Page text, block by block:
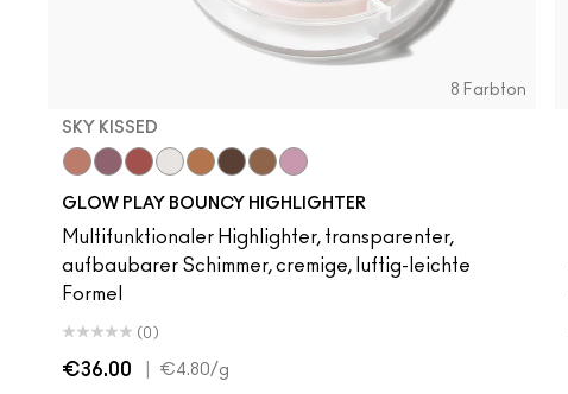
8 Farbton
SKY KISSED
GLOW PLAY BOUNCY HIGHLIGHTER
Multifunktionaler Highlighter, transparenter,
aufbaubarer Schimmer, cremige, luftig-leichte
Formel
(0)
€36.00 €4.80/g